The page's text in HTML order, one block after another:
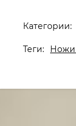
Категории:
Теги: Ножи